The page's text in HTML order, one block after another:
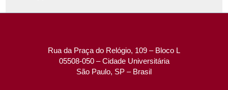
Rua da Praça do Relógio, 109 – Bloco L
05508-050 – Cidade Universitária
São Paulo, SP – Brasil